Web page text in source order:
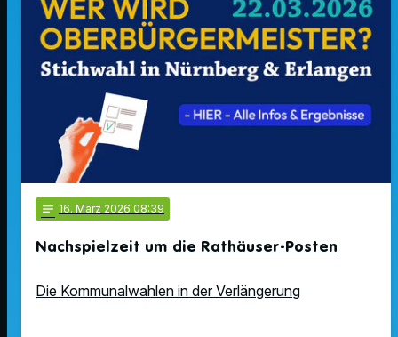
notes 16. März 2026 08:39
Nachspielzeit um die Rathäuser-Posten
Die Kommunalwahlen in der Verlängerung